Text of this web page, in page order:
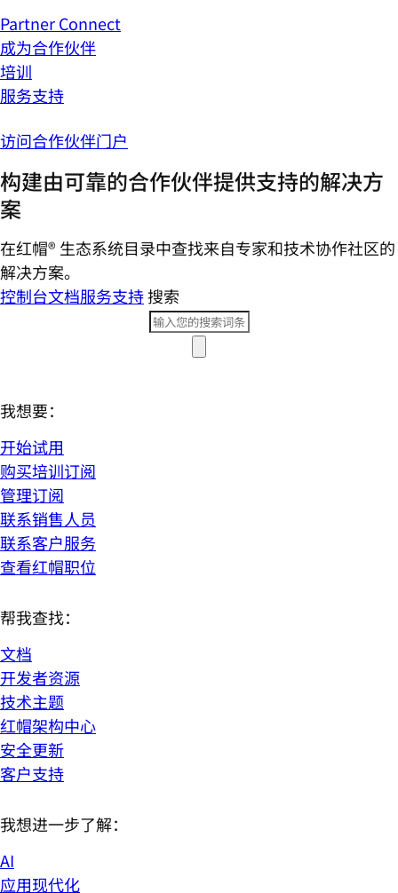
Partner Connect
成为合作伙伴
培训
服务支持
访问合作伙伴门户
构建由可靠的合作伙伴提供支持的解决方
案
在红帽® 生态系统目录中查找来自专家和技术协作社区的
解决方案。
控制台文档服务支持搜索
我想要：
开始试用
购买培训订阅
管理订阅
联系销售人员
联系客户服务
查看红帽职位
帮我查找：
文档
开发者资源
技术主题
红帽架构中心
安全更新
客户支持
我想进一步了解：
AI
应用现代化